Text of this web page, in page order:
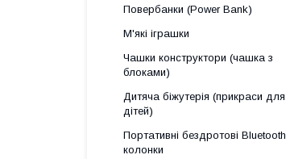
Повербанки (Power Bank)
М'які іграшки
Чашки конструктори (чашка з
блоками)
Дитяча біжутерія (прикраси для
дітей)
Портативні бездротові Bluetooth
колонки